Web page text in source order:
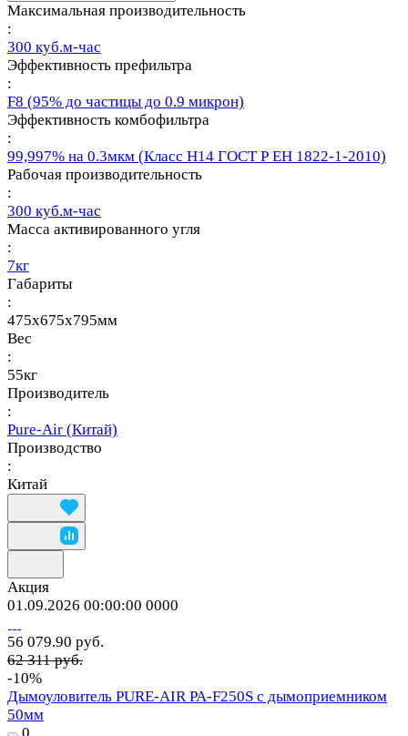
Максимальная производительность
:
300 куб.м-час
Эффективность префильтра
:
F8 (95% до частицы до 0.9 микрон)
Эффективность комбофильтра
:
99,997% на 0.3мкм (Класс Н14 ГОСТ Р ЕН 1822-1-2010)
Рабочая производительность
:
300 куб.м-час
Масса активированного угля
:
7кг
Габариты
:
475х675х795мм
Вес
:
55кг
Производитель
:
Pure-Air (Китай)
Производство
:
Китай
Акция
01.09.2026 00:00:00 0000
56 079.90 руб.
62 311 руб.
-10%
Дымоуловитель PURE-AIR PA-F250S с дымоприемником
50мм